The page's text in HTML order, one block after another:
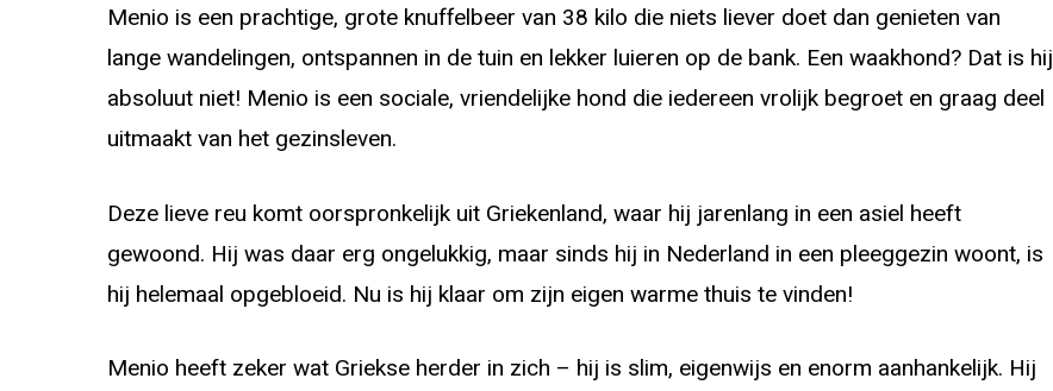
Menio is een prachtige, grote knuffelbeer van 38 kilo die niets liever doet dan genieten van
lange wandelingen, ontspannen in de tuin en lekker luieren op de bank. Een waakhond? Dat is hij
absoluut niet! Menio is een sociale, vriendelijke hond die iedereen vrolijk begroet en graag deel
uitmaakt van het gezinsleven.
Deze lieve reu komt oorspronkelijk uit Griekenland, waar hij jarenlang in een asiel heeft
gewoond. Hij was daar erg ongelukkig, maar sinds hij in Nederland in een pleeggezin woont, is
hij helemaal opgebloeid. Nu is hij klaar om zijn eigen warme thuis te vinden!
Menio heeft zeker wat Griekse herder in zich – hij is slim, eigenwijs en enorm aanhankelijk. Hij